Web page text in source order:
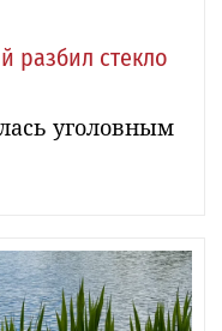
разбил стекло
уголовным